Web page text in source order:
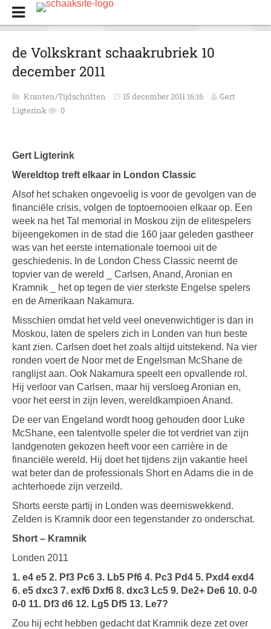
de Volkskrant schaakrubriek 10
december 2011
Kranten/Tijdschriften 15 december 2011 16:16
Gert
Ligterink
0
Gert Ligterink
Wereldtop treft elkaar in London Classic
Alsof het schaken ongevoelig is voor de gevolgen van de
financiële crisis, volgen de toptoernooien elkaar op. Een
week na het Tal memorial in Moskou zijn de elitespelers
bijeengekomen in de stad die 160 jaar geleden gastheer
was van het eerste internationale toernooi uit de
geschiedenis. In de London Chess Classic neemt de
topvier van de wereld _ Carlsen, Anand, Aronian en
Kramnik _ het op tegen de vier sterkste Engelse spelers
en de Amerikaan Nakamura.
Misschien omdat het veld veel onevenwichtiger is dan in
Moskou, laten de spelers zich in Londen van hun beste
kant zien. Carlsen doet het zoals altijd uitstekend. Na vier
ronden voert de Noor met de Engelsman McShane de
ranglijst aan. Ook Nakamura speelt een opvallende rol.
Hij verloor van Carlsen, maar hij versloeg Aronian en,
voor het eerst in zijn leven, wereldkampioen Anand.
De eer van Engeland wordt hoog gehouden door Luke
McShane, een talentvolle speler die tot verdriet van zijn
landgenoten gekozen heeft voor een carrière in de
financiële wereld. Hij doet het tijdens zijn vakantie heel
wat beter dan de professionals Short en Adams die in de
achterhoede zijn verzeild.
Shorts eerste partij in Londen was deerniswekkend.
Zelden is Kramnik door een tegenstander zo onderschat.
Short – Kramnik
Londen 2011
1. e4 e5 2. Pf3 Pc6 3. Lb5 Pf6 4. Pc3 Pd4 5. Pxd4 exd4
6. e5 dxc3 7. exf6 Dxf6 8. dxc3 Lc5 9. De2+ De6 10. 0-0
0-0 11. Df3 d6 12. Lg5 Df5 13. Le7?
Zou hij echt hebben gedacht dat Kramnik deze zet over